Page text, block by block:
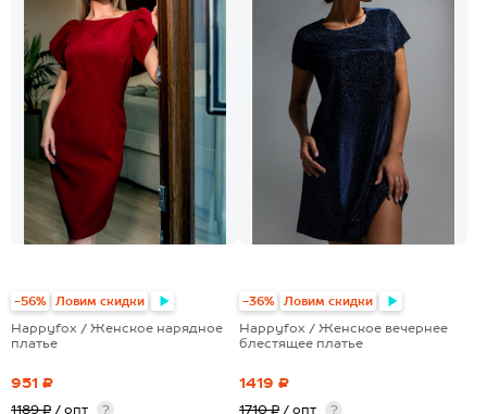
-56% Ловим скидки
Happyfox / Женское нарядное
платье
951 ₽
1189 ₽ / опт
?
-36% Ловим скидки
Happyfox / Женское вечернее
блестящее платье
1419 ₽
1710 ₽ / опт
?